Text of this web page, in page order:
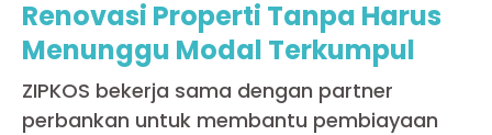
Renovasi Properti Tanpa Harus
Menunggu Modal Terkumpul
ZIPKOS bekerja sama dengan partner
perbankan untuk membantu pembiayaan